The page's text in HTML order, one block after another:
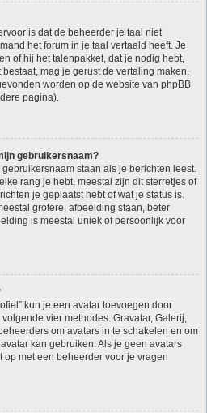
is dat de beheerder je taal niet
het forum in je taal vertaald heeft. Je
of hij het talenpakket, dat je nodig hebt,
mag je gerust de vertaling maken.
worden op de website van phpBB
pagina).
gebruikersnaam?
staan als je berichten leest.
rang je hebt, meestal zijn dit sterretjes of
je geplaatst hebt of wat je status is.
grotere, afbeelding staan, beter
is meestal uniek of persoonlijk voor
kun je een avatar toevoegen door
vier methodes: Gravatar, Galerij,
om avatars in te schakelen en om
kan gebruiken. Als je geen avatars
op met een beheerder voor je vragen